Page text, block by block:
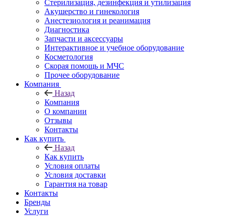
Стерилизация, дезинфекция и утилизация
Акушерство и гинекология
Анестезиология и реанимация
Диагностика
Запчасти и аксессуары
Интерактивное и учебное оборудование
Косметология
Скорая помощь и МЧС
Прочее оборудование
Компания
Назад
Компания
О компании
Отзывы
Контакты
Как купить
Назад
Как купить
Условия оплаты
Условия доставки
Гарантия на товар
Контакты
Бренды
Услуги